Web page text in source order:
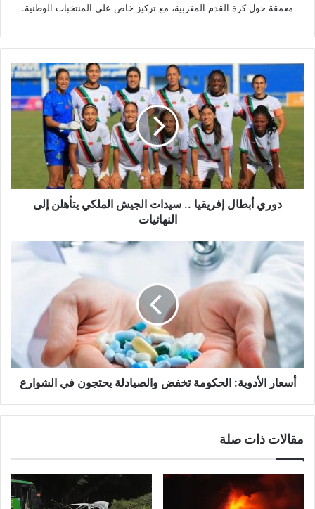
معمقة حول كرة القدم المغربية، مع تركيز خاص على المنتخبات الوطنية.
دوري
أبطال
إفريقيا
سيدات
الجيش
الملكي
يتأهلن
إلى
النهائياتدوري أبطال إفريقيا .. سيدات الجيش الملكي يتأهلن إلى
النهائيات
أسعار
الأدوية:
الحكومة
تخفض
والصيادلة
يحتجون
في
الشوارع
أسعار الأدوية: الحكومة تخفض والصيادلة يحتجون في الشوارع
مقالات ذات صلة